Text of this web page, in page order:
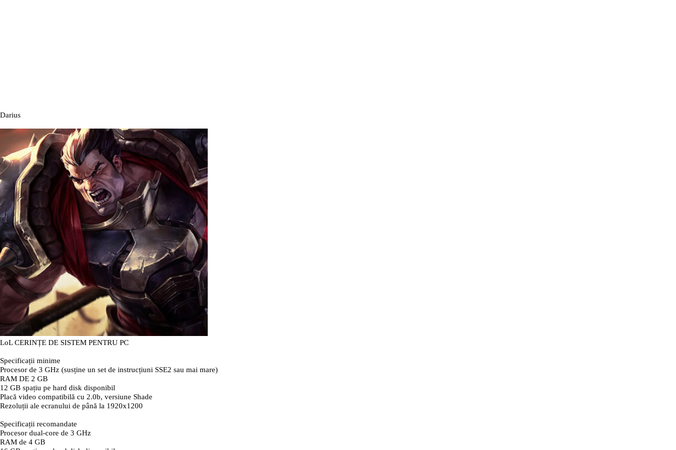
Darius
LoL CERINȚE DE SISTEM PENTRU PC
Specificații minime
Procesor de 3 GHz (susține un set de instrucțiuni SSE2 sau mai mare)
RAM DE 2 GB
12 GB spațiu pe hard disk disponibil
Placă video compatibilă cu 2.0b, versiune Shade
Rezoluții ale ecranului de până la 1920x1200
Specificații recomandate
Procesor dual-core de 3 GHz
RAM de 4 GB